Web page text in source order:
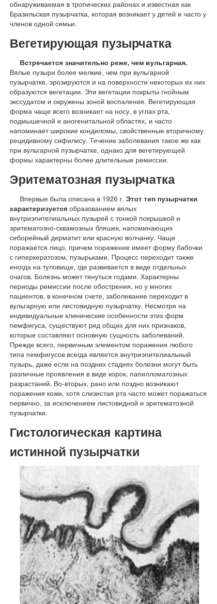
обнаруживаемая в тропических районах и известная как
Бразильская пузырчатка, которая возникает у детей и часто у
членов одной семьи.
Вегетирующая пузырчатка
Встречается значительно реже, чем вульгарная.
Вялые пузыри более мелкие, чем при вульгарной
пузырчатке, эрозируются и на поверхности некоторых их них
образуются вегетации. Эти вегетации покрыты гнойным
экссудатом и окружены зоной воспаления. Вегетирующая
форма чаще всего возникает на носу, в углах рта,
подмышечной и аногенитальной областях, и часто
напоминает широкие кондиломы, свойственные вторичному
рецидивному сифилису. Течение заболевания такое же как
при вульгарной пузырчатке, однако для вегетирующей
формы характерны более длительные ремиссии.
Эритематозная пузырчатка
Впервые была описана в 1926 г. Этот тип пузырчатки
характеризуется образованием вялых
внутриэпителиальных пузырей с тонкой покрышкой и
эритематозно-сквамозных бляшек, напоминающих
себорейный дерматит или красную волчанку. Чаще
поражается лицо, причем поражение имеет форму бабочки
с гиперкератозом, пузырьками. Процесс переходит также
иногда на туловище, где развивается в виде отдельных
очагов. Болезнь может тянуться годами. Характерны
периоды ремиссии после обострения, но у многих
пациентов, в конечном счете, заболевание переходит в
вульгарную или листовидную пузырчатку. Несмотря на
индивидуальные клинические особенности этих форм
пемфигуса, существуют ряд общих для них признаков,
которые составляют основную сущность заболеваний.
Прежде всего, первичным элементом поражения любого
типа пемфигусов всегда является внутриэпителиальный
пузырь, даже если на поздних стадиях болезни могут быть
различные проявления в виде корок, папилломатозных
разрастаний. Во-вторых, рано или поздно возникают
поражения кожи, хотя слизистая рта часто может поражаться
первично, за исключением листовидной и эритематозной
пузырчатки.
Гистологическая картина
истинной пузырчатки